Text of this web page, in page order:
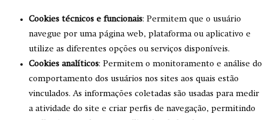
Cookies técnicos e funcionais: Permitem que o usuário
navegue por uma página web, plataforma ou aplicativo e
utilize as diferentes opções ou serviços disponíveis.
Cookies analíticos: Permitem o monitoramento e análise do
comportamento dos usuários nos sites aos quais estão
vinculados. As informações coletadas são usadas para medir
a atividade do site e criar perfis de navegação, permitindo